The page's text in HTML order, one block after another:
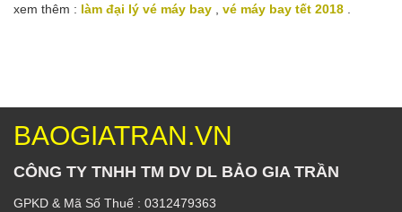
xem thêm : làm đại lý vé máy bay vé máy bay tết 2018
BAOGIATRAN.VN
CÔNG TY TNHH TM DV DL BẢO GIA TRẦN
GPKD & Mã Số Thuế : 0312479363